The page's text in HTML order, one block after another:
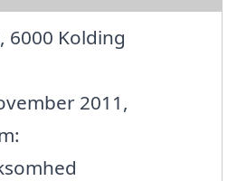
6000 Kolding
2011,